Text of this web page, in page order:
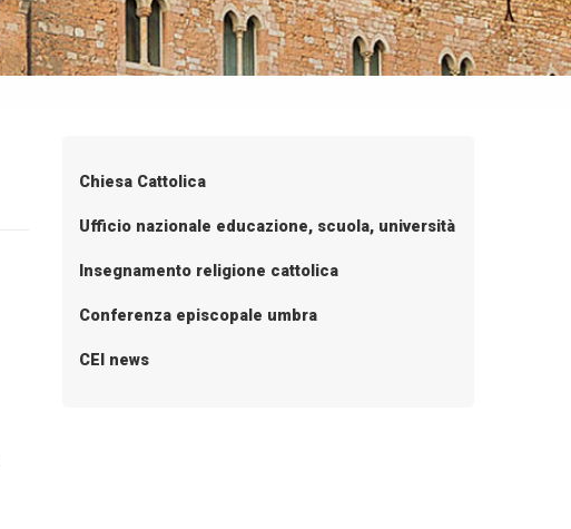
Chiesa Cattolica
Ufficio nazionale educazione, scuola, università
Insegnamento religione cattolica
Conferenza episcopale umbra
CEI news